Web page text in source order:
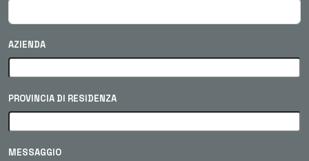
AZIENDA
PROVINCIA DI RESIDENZA
MESSAGGIO